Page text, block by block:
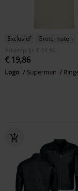
Exclusief
Grote maten
Adviesprijs
€ 24,99
€ 19,86
Logo Superman